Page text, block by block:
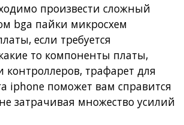
произвести сложный
bga пайки микросхем
если требуется
то компоненты платы,
контроллеров, трафарет для
iphone поможет вам справится
затрачивая множество усилий